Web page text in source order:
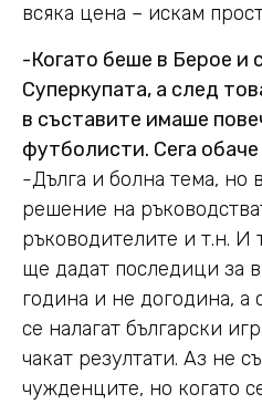
всяка цена – искам
-Когато беше в Берое и
Суперкупата, а след
в съставите имаше
футболисти. Сега обаче
-Дълга и болна тема, но
решение на
ръководителите и т.н.
ще дадат последици за
година и не догодина, а
се налагат български
чакат резултати. Аз не
чужденците, но когато